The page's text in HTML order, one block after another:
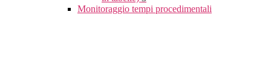
Monitoraggio tempi procedimentali